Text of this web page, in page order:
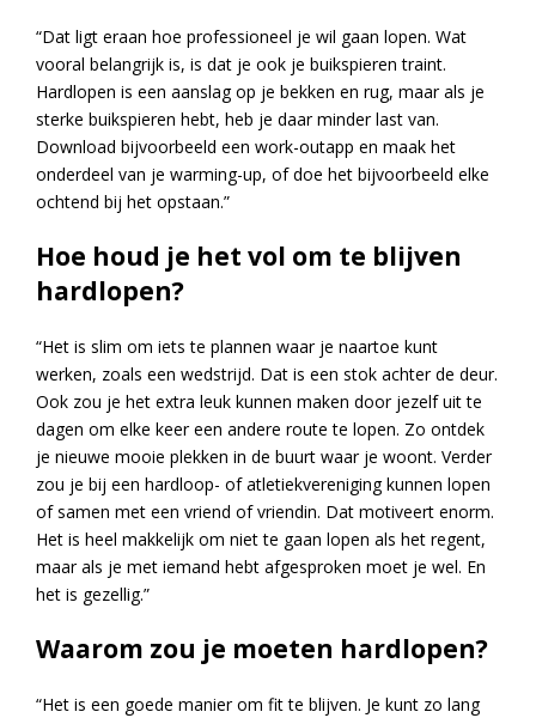
“Dat ligt eraan hoe professioneel je wil gaan lopen. Wat
vooral belangrijk is, is dat je ook je buikspieren traint.
Hardlopen is een aanslag op je bekken en rug, maar als je
sterke buikspieren hebt, heb je daar minder last van.
Download bijvoorbeeld een work-outapp en maak het
onderdeel van je warming-up, of doe het bijvoorbeeld elke
ochtend bij het opstaan.”
Hoe houd je het vol om te blijven
hardlopen?
“Het is slim om iets te plannen waar je naartoe kunt
werken, zoals een wedstrijd. Dat is een stok achter de deur.
Ook zou je het extra leuk kunnen maken door jezelf uit te
dagen om elke keer een andere route te lopen. Zo ontdek
je nieuwe mooie plekken in de buurt waar je woont. Verder
zou je bij een hardloop- of atletiekvereniging kunnen lopen
of samen met een vriend of vriendin. Dat motiveert enorm.
Het is heel makkelijk om niet te gaan lopen als het regent,
maar als je met iemand hebt afgesproken moet je wel. En
het is gezellig.”
Waarom zou je moeten hardlopen?
“Het is een goede manier om fit te blijven. Je kunt zo lang